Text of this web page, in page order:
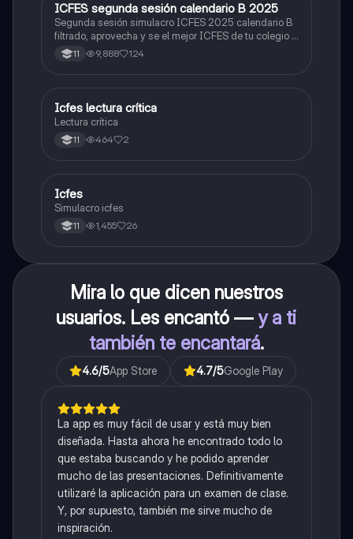
ICFES: Lectura Crítica
ICFES segunda sesión calendario B 2025
Segunda sesión simulacro ICFES 2025 calendario B
filtrado, aprovecha y se el mejor ICFES de tu colegio y
poder ingresar a universidad, y estudiar aquella
carrera con la que tanto sueñas.
11 9,888 124
Lengua Castellana
Icfes lectura crítica
Lectura crítica
11 464 2
ICFES: Sociales y Ciudadanas
Icfes
Simulacro icfes
11 1,455 26
Mira lo que dicen nuestros
usuarios. Les encantó —y a ti
también te encantará.
4.6/5App Store 4.7/5Google Play
La app es muy fácil de usar y está muy bien
diseñada. Hasta ahora he encontrado todo lo
que estaba buscando y he podido aprender
mucho de las presentaciones. Definitivamente
utilizaré la aplicación para un examen de clase.
Y, por supuesto, también me sirve mucho de
inspiración.